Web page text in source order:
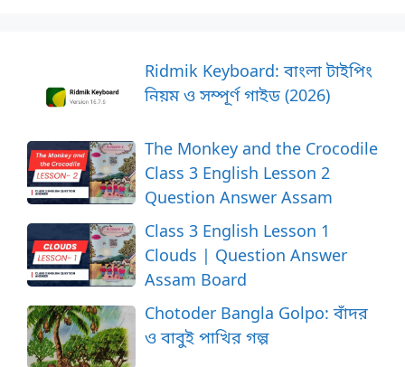
Ridmik Keyboard: বাংলা টাইপিং
নিয়ম ও সম্পূর্ণ গাইড (2026)
The Monkey and the Crocodile
Class 3 English Lesson 2
Question Answer Assam
Class 3 English Lesson 1
Clouds | Question Answer
Assam Board
Chotoder Bangla Golpo: বাঁদর
ও বাবুই পাখির গল্প